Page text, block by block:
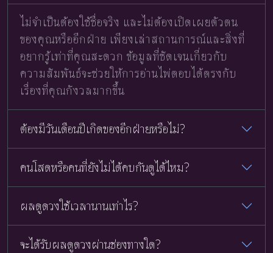
ไม่จำเป็นต้องใช้ชื่อจริง และไม่ต้องเปิดเผยตัวตน
ของคุณหรืออีกฝ่าย เพียงเล่าสถานการณ์และสิ่งที่
อยากรู้เท่าที่คุณสะดวก ข้อมูลที่ชัดเจนเกี่ยวกับ
ความสัมพันธ์จะช่วยให้การอ่านไพ่ตอบได้ตรงกับ
เรื่องที่คุณกังวลมากขึ้น
ต้องมีวันเดือนปีเกิดของอีกฝ่ายหรือไม่?
คนโสดหรือคนที่ยังไม่ได้คบกันดูได้ไหม?
ผลดูดวงใช้เวลานานเท่าไร?
จะได้รับผลดูดวงผ่านช่องทางใด?